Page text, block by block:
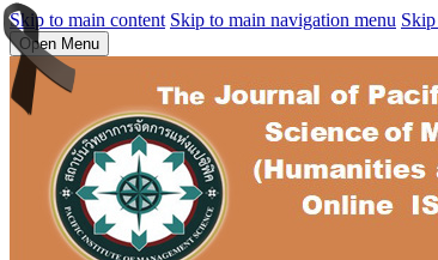
Skip to main content Skip to main navigation menu
Open Menu